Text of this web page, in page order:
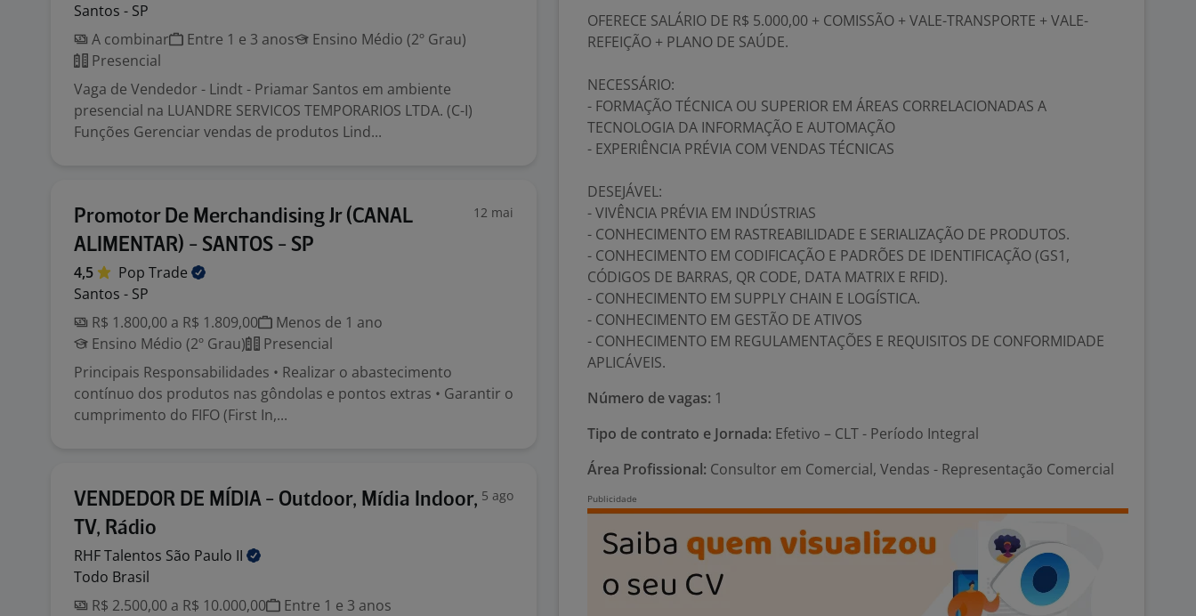
Santos - SP
A combinar
Entre 1 e 3 anos
Ensino Médio (2º Grau)
Presencial
Vaga de Vendedor - Lindt - Priamar Santos em ambiente
presencial na LUANDRE SERVICOS TEMPORARIOS LTDA. (C-I)
Funções Gerenciar vendas de produtos Lind...
Promotor De Merchandising Jr (CANAL
ALIMENTAR) - SANTOS - SP
12 mai
4,5 Pop Trade
Santos - SP
R$ 1.800,00 a R$ 1.809,00
Menos de 1 ano
Ensino Médio (2º Grau)
Presencial
Principais Responsabilidades • Realizar o abastecimento
contínuo dos produtos nas gôndolas e pontos extras • Garantir o
cumprimento do FIFO (First In,...
VENDEDOR DE MÍDIA - Outdoor, Mídia Indoor,
TV, Rádio
5 ago
RHF Talentos São Paulo II
Todo Brasil
R$ 2.500,00 a R$ 10.000,00
Entre 1 e 3 anos
OFERECE SALÁRIO DE R$ 5.000,00 + COMISSÃO + VALE-TRANSPORTE + VALE-
REFEIÇÃO + PLANO DE SAÚDE.
NECESSÁRIO:
- FORMAÇÃO TÉCNICA OU SUPERIOR EM ÁREAS CORRELACIONADAS A
TECNOLOGIA DA INFORMAÇÃO E AUTOMAÇÃO
- EXPERIÊNCIA PRÉVIA COM VENDAS TÉCNICAS
DESEJÁVEL:
- VIVÊNCIA PRÉVIA EM INDÚSTRIAS
- CONHECIMENTO EM RASTREABILIDADE E SERIALIZAÇÃO DE PRODUTOS.
- CONHECIMENTO EM CODIFICAÇÃO E PADRÕES DE IDENTIFICAÇÃO (GS1,
CÓDIGOS DE BARRAS, QR CODE, DATA MATRIX E RFID).
- CONHECIMENTO EM SUPPLY CHAIN E LOGÍSTICA.
- CONHECIMENTO EM GESTÃO DE ATIVOS
- CONHECIMENTO EM REGULAMENTAÇÕES E REQUISITOS DE CONFORMIDADE
APLICÁVEIS.
Número de vagas: 1
Tipo de contrato e Jornada: Efetivo – CLT - Período Integral
Área Profissional: Consultor em Comercial, Vendas - Representação Comercial